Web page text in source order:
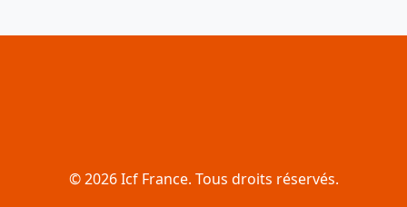
© 2026 Icf France. Tous droits réservés.